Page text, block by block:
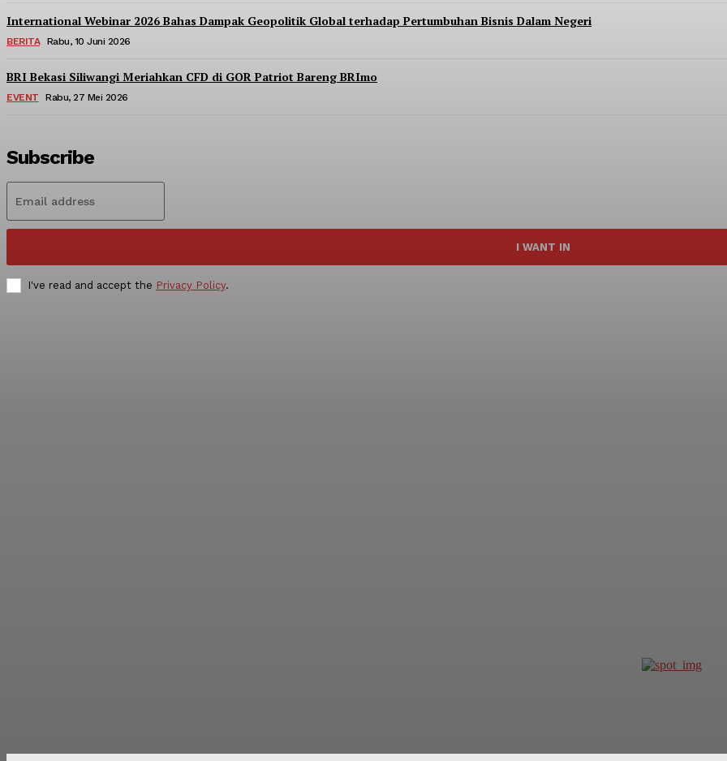
International Webinar 2026 Bahas Dampak Geopolitik Global terhadap Pertumbuhan Bisnis Dalam Negeri
BERITA Rabu, 10 Juni 2026
BRI Bekasi Siliwangi Meriahkan CFD di GOR Patriot Bareng BRImo
EVENT Rabu, 27 Mei 2026
Subscribe
I WANT IN
I've read and accept the Privacy Policy.